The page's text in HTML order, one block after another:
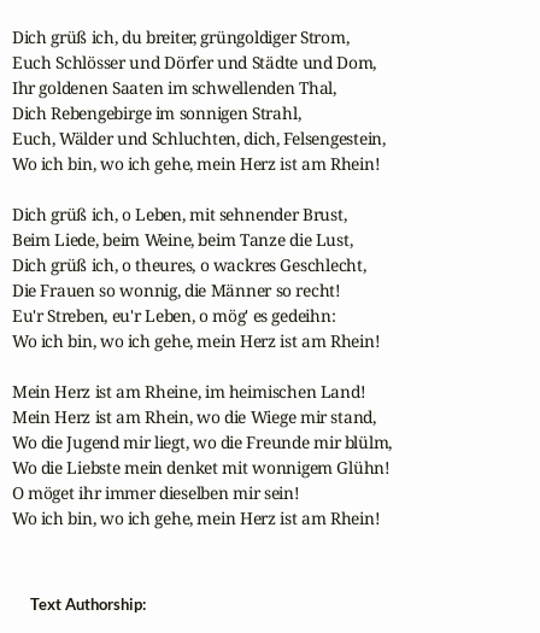
Dich grüß ich, du breiter, grüngoldiger Strom,
Euch Schlösser und Dörfer und Städte und Dom,
Ihr goldenen Saaten im schwellenden Thal,
Dich Rebengebirge im sonnigen Strahl,
Euch, Wälder und Schluchten, dich, Felsengestein,
Wo ich bin, wo ich gehe, mein Herz ist am Rhein!
Dich grüß ich, o Leben, mit sehnender Brust,
Beim Liede, beim Weine, beim Tanze die Lust,
Dich grüß ich, o theures, o wackres Geschlecht,
Die Frauen so wonnig, die Männer so recht!
Eu'r Streben, eu'r Leben, o mög' es gedeihn:
Wo ich bin, wo ich gehe, mein Herz ist am Rhein!
Mein Herz ist am Rheine, im heimischen Land!
Mein Herz ist am Rhein, wo die Wiege mir stand,
Wo die Jugend mir liegt, wo die Freunde mir blülm,
Wo die Liebste mein denket mit wonnigem Glühn!
O möget ihr immer dieselben mir sein!
Wo ich bin, wo ich gehe, mein Herz ist am Rhein!
Text Authorship: